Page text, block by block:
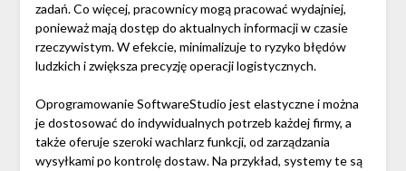
zadań. Co więcej, pracownicy mogą pracować wydajniej,
ponieważ mają dostęp do aktualnych informacji w czasie
rzeczywistym. W efekcie, minimalizuje to ryzyko błędów
ludzkich i zwiększa precyzję operacji logistycznych.
Oprogramowanie SoftwareStudio jest elastyczne i można
je dostosować do indywidualnych potrzeb każdej firmy, a
także oferuje szeroki wachlarz funkcji, od zarządzania
wysyłkami po kontrolę dostaw. Na przykład, systemy te są